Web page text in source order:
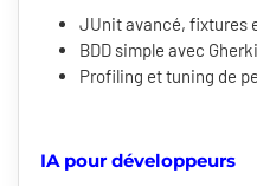
JUnit avancé, fixtures
BDD simple avec
Profiling et tuning de
IA pour développeurs